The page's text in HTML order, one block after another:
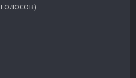
голосов)